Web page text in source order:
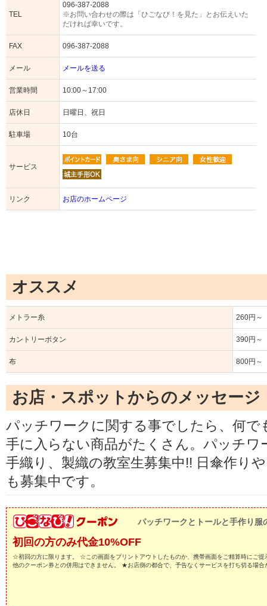
TEL
096-387-2088
※お問い合わせの際は「ひごなび！を見た」とお伝えいた
だければ幸いです。
FAX 096-387-2088
メール メールを送る
営業時間 10:00～17:00
店休日 日曜日、祝日
駐車場 10台
サービス
リンク お店のホームページ
オススメ
メトラー糸 260円～
カントリーボタン 390円～
布 800円～
お店・スポットからのメッセージ
パッチワークに関する事でしたら、何で
手に入らない商品がたくさん。パッチワ
手織り、製織の教室生募集中!! 日傘作り
も募集中です。
パッチワークとトールと手作り服
初回の方のみ代金10%OFF
☆初回の方に限ります。 ☆この画面をプリントアウトしたものか、携帯画面をご精算時にご
他のクーポン券との併用はできません。 ★お店側の都合で、予告なくサービスを打ち切る場合